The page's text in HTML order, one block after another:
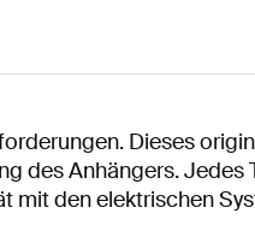
Dieses
des Anhängers. Jedes
den elektrischen